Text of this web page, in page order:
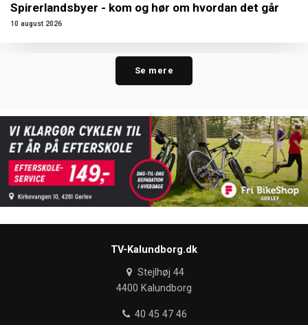
Spirerlandsbyer - kom og hør om hvordan det går
10 august 2026
Se mere
TV-Kalundborg.dk
Stejlhøj 44
4400 Kalundborg
40 45 47 46